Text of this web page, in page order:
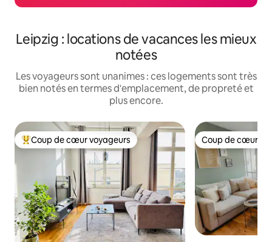
Leipzig : locations de vacances les mieux
notées
Les voyageurs sont unanimes : ces logements sont très
bien notés en termes d'emplacement, de propreté et
plus encore.
Coups de cœur voyageurs les plus appréciés
Coup de cœur voyageurs Coup de cœur
Coup de cœur